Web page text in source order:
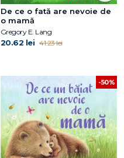
De ce o fată are nevoie de
o mamă
Gregory E. Lang
20.62 lei 41.23 lei
-50%